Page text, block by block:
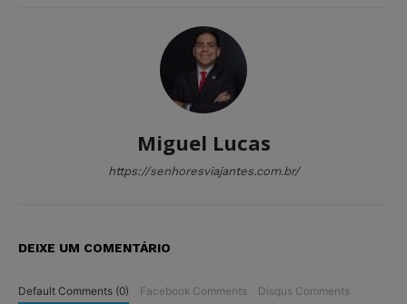
Miguel Lucas
https://senhoresviajantes.com.br/
DEIXE UM COMENTÁRIO
Default Comments (0) Facebook Comments Disqus Comments